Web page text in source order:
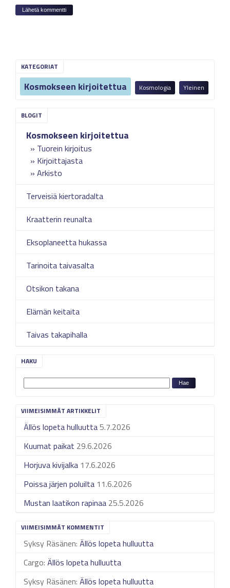
KATEGORIAT
Kosmokseen kirjoitettua Kosmologia Yleinen
Kosmokseen kirjoitettua
Tuorein kirjoitus
Kirjoittajasta
Arkisto
Terveisiä kiertoradalta
Kraatterin reunalta
Eksoplaneetta hukassa
Tarinoita taivasalta
Otsikon takana
Elämän keitaita
Taivas takapihalla
HAKU
VIIMEISIMMÄT ARTIKKELIT
Ällös lopeta hulluutta5.7.2026
Kuumat paikat 29.6.2026
Horjuva kivijalka 17.6.2026
Poissa järjen poluilta 11.6.2026
Mustan laatikon rapinaa 25.5.2026
VIIMEISIMMÄT KOMMENTIT
Syksy Räsänen: Ällös lopeta hulluutta
Cargo: Ällös lopeta hulluutta
Syksy Räsänen: Ällös lopeta hulluutta